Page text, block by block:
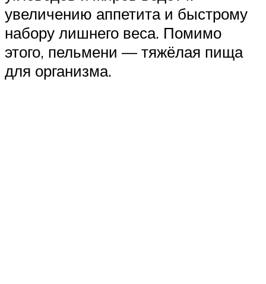
увеличению аппетита и быстрому
набору лишнего веса. Помимо
этого, пельмени — тяжёлая пища
для организма.